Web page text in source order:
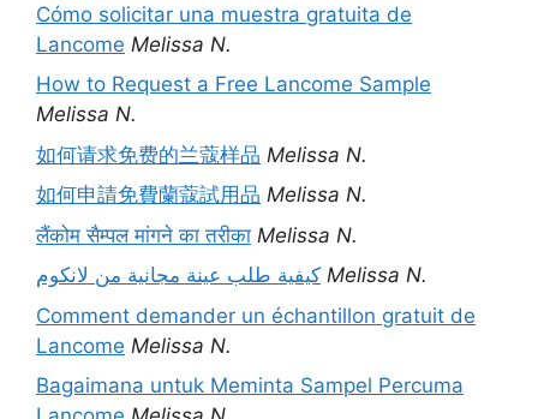
Cómo solicitar una muestra gratuita de
Lancome Melissa N.
How to Request a Free Lancome Sample
Melissa N.
如何请求免费的兰蔻样品 Melissa N.
如何申請免費蘭蔻試用品 Melissa N.
लैंकोम सैम्पल मांगने का तरीका Melissa N.
كيفية طلب عينة مجانية من لانكوم Melissa N.
Comment demander un échantillon gratuit de
Lancome Melissa N.
Bagaimana untuk Meminta Sampel Percuma